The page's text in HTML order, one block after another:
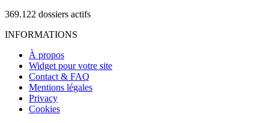
369.122 dossiers actifs
INFORMATIONS
À propos
Widget pour votre site
Contact & FAQ
Mentions légales
Privacy
Cookies